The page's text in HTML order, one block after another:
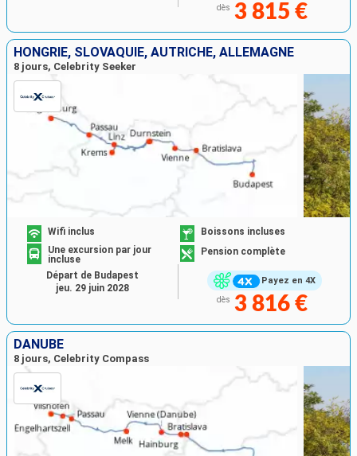
dès 3 815 €
HONGRIE, SLOVAQUIE, AUTRICHE, ALLEMAGNE
8 jours, Celebrity Seeker
Payez en 4X
Wifi inclus
Boissons incluses
Une excursion par jour
incluse
Pension complète
dès 3 816 €
Départ de Budapest
jeu. 29 juin 2028
DANUBE
8 jours, Celebrity Compass